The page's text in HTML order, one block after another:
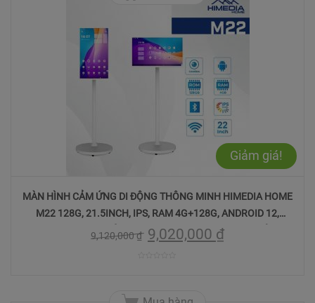
Giảm giá!
MÀN HÌNH CẢM ỨNG DI ĐỘNG THÔNG MINH HIMEDIA HOME
M22 128G, 21.5INCH, IPS, RAM 4G+128G, ANDROID 12,
WEBCAM 5MPX, TÍCH HỢP PIN 8000MAH, BH 12 THÁNG
9,120,000₫ 9,020,000 ₫